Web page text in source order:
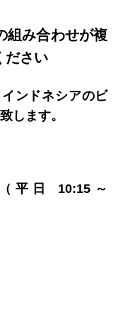
組み合わせが複
ださい
ンドネシアのビ
します。
平日 10:15～